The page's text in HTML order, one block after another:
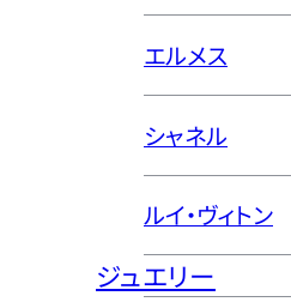
エルメス
シャネル
ルイ・ヴィトン
ジュエリー